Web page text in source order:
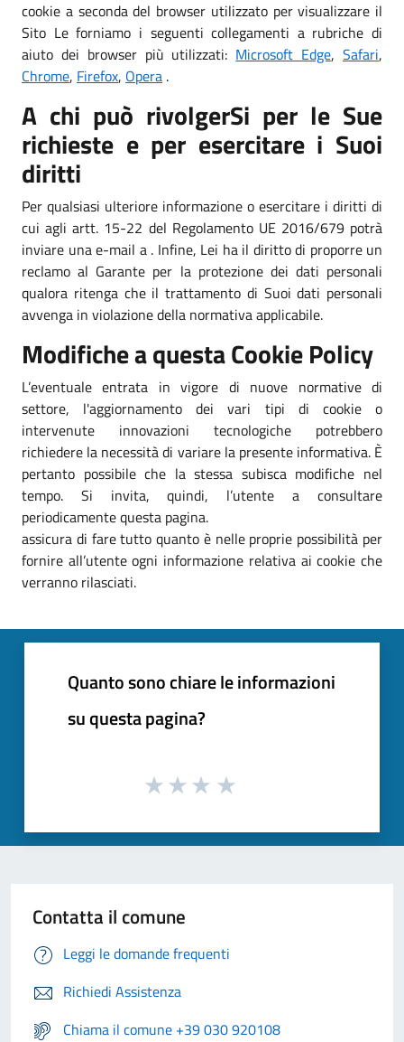
cookie a seconda del browser utilizzato per visualizzare il
Sito Le forniamo i seguenti collegamenti a rubriche di
aiuto dei browser più utilizzati: Microsoft Edge,Safari,
Chrome, Firefox, Opera .
A chi può rivolgerSi per le Sue
richieste e per esercitare i Suoi
diritti
Per qualsiasi ulteriore informazione o esercitare i diritti di
cui agli artt. 15-22 del Regolamento UE 2016/679 potrà
inviare una e-mail a . Infine, Lei ha il diritto di proporre un
reclamo al Garante per la protezione dei dati personali
qualora ritenga che il trattamento di Suoi dati personali
avvenga in violazione della normativa applicabile.
Modifiche a questa Cookie Policy
L’eventuale entrata in vigore di nuove normative di
settore, l'aggiornamento dei vari tipi di cookie o
intervenute innovazioni tecnologiche potrebbero
richiedere la necessità di variare la presente informativa. È
pertanto possibile che la stessa subisca modifiche nel
tempo. Si invita, quindi, l’utente a consultare
periodicamente questa pagina.
assicura di fare tutto quanto è nelle proprie possibilità per
fornire all’utente ogni informazione relativa ai cookie che
verranno rilasciati.
Quanto sono chiare le informazioni
su questa pagina?
Contatta il comune
Leggi le domande frequenti
Richiedi Assistenza
Chiama il comune +39 030 920108